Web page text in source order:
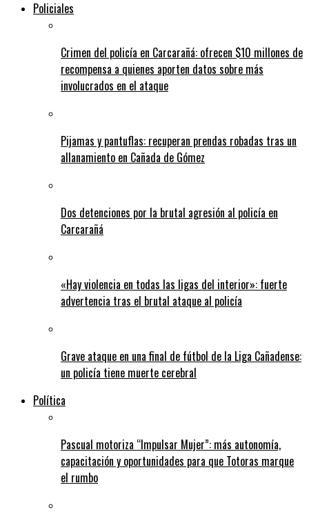
Policiales
Crimen del policía en Carcarañá: ofrecen $10 millones de
recompensa a quienes aporten datos sobre más
involucrados en el ataque
Pijamas y pantuflas: recuperan prendas robadas tras un
allanamiento en Cañada de Gómez
Dos detenciones por la brutal agresión al policía en
Carcarañá
«Hay violencia en todas las ligas del interior»: fuerte
advertencia tras el brutal ataque al policía
Grave ataque en una final de fútbol de la Liga Cañadense:
un policía tiene muerte cerebral
Política
Pascual motoriza “Impulsar Mujer”: más autonomía,
capacitación y oportunidades para que Totoras marque
el rumbo